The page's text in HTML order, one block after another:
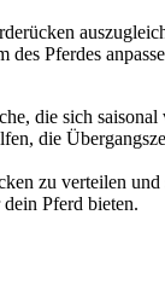
Pferdes
die sich
die
zu verteilen
Pferd bieten.